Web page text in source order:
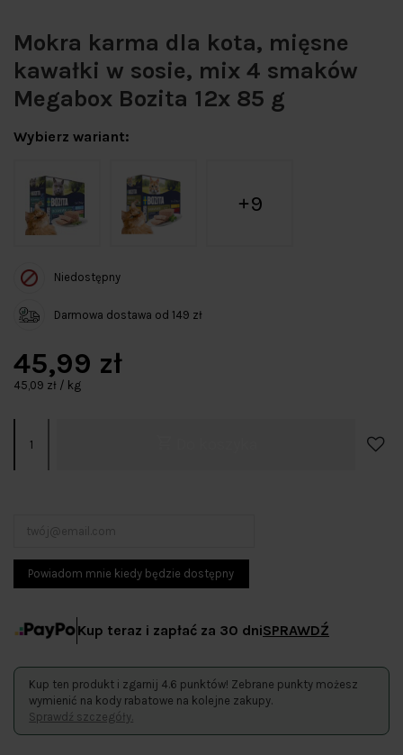
Mokra karma dla kota, mięsne
kawałki w sosie, mix 4 smaków
Megabox Bozita 12x 85 g
Wybierz wariant:
9
Niedostępny
Darmowa dostawa od 149 zł
45,99 zł
45,09 zł / kg
Kup teraz i zapłać za 30 dniSPRAWDŹ
Kup ten produkt i zgarnij 4.6 punktów! Zebrane punkty możesz
wymienić na kody rabatowe na kolejne zakupy.
Sprawdź szczegóły.